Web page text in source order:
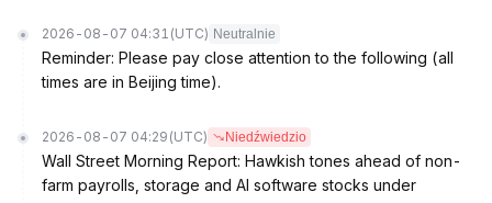
2026-08-07 04:31 (UTC) Neutralnie
Reminder: Please pay close attention to the following (all
times are in Beijing time).
2026-08-07 04:29 (UTC) Niedźwiedzio
Wall Street Morning Report: Hawkish tones ahead of non-
farm payrolls, storage and AI software stocks under